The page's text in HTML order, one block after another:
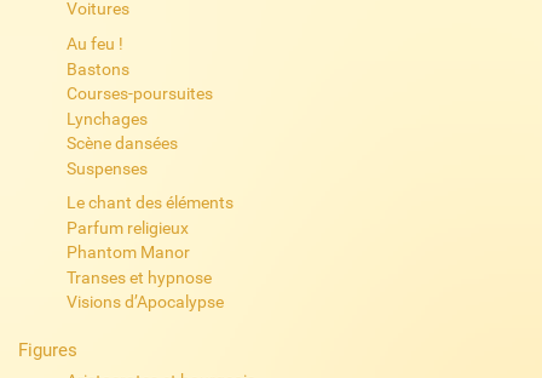
Voitures
Au feu !
Bastons
Courses-poursuites
Lynchages
Scène dansées
Suspenses
Le chant des éléments
Parfum religieux
Phantom Manor
Transes et hypnose
Visions d’Apocalypse
Figures